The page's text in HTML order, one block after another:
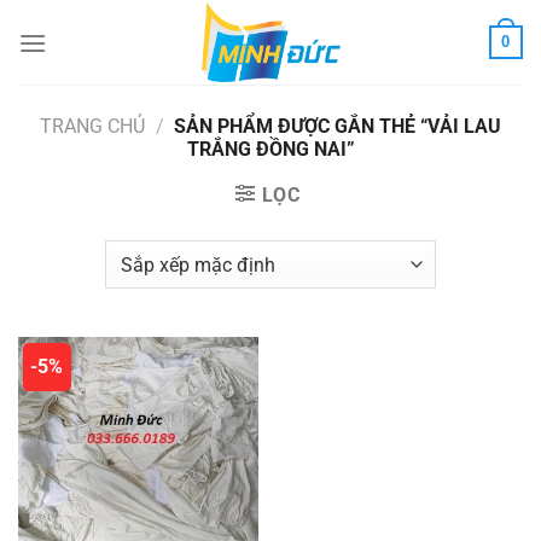
đến
0
TRANG CHỦ / SẢN PHẨM ĐƯỢC GẮN THẺ “VẢI LAU
TRẮNG ĐỒNG NAI”
LỌC
-5%